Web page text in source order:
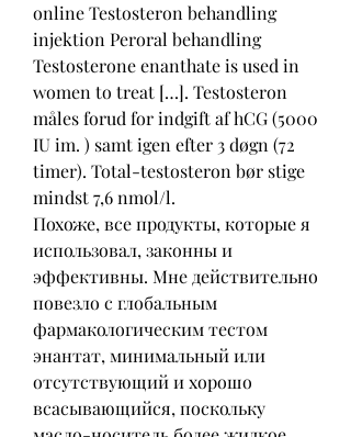
online Testosteron behandling
injektion Peroral behandling
Testosterone enanthate is used in
women to treat […]. Testosteron
måles forud for indgift af hCG (5000
IU im. ) samt igen efter 3 døgn (72
timer). Total-testosteron bør stige
mindst 7,6 nmol/l.
Похоже, все продукты, которые я
использовал, законны и
эффективны. Мне действительно
повезло с глобальным
фармакологическим тестом
энантат, минимальный или
отсутствующий и хорошо
всасывающийся, поскольку